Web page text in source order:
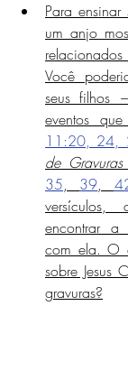
Para
um anjo
Você
seus filhos
eventos
11:20, 24,
de
35, 39,
encontrar a
com ela. O
sobre Jesus
gravuras?